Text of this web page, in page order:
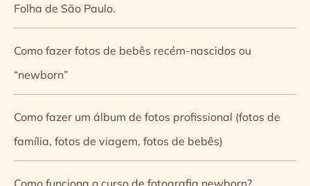
Folha de São Paulo.
Como fazer fotos de bebês recém-nascidos ou
“newborn”
Como fazer um álbum de fotos profissional (fotos de
família, fotos de viagem, fotos de bebês)
Como funciona o curso de fotografia newborn?